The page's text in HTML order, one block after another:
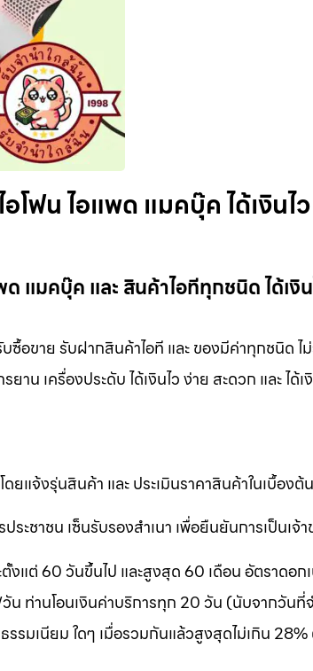
ฟน ไอแพด แมคบุ๊ค ได้เงินไว
แมคบุ๊ค และ สินค้าไอทีทุกชนิด ได้เงิ
อขาย รับฝากสินค้าไอที และ ของมีค่าทุกชนิด ไม่
เครื่องประดับ ได้เงินไว ง่าย สะดวก และ ได้เ
ยแจ้งรุ่นสินค้า และ ประเมินราคาสินค้าในเบื้องต้น
ะชาชน เซ็นรับรองสำเนา เพื่อยืนยันการเป็นเจ้
งแต่ 60 วันขึ้นไป และสูงสุด 60 เดือน อัตราดอก
ท่านโอนเงินค่าบริการทุก 20 วัน (นับจากวันที่
รมเนียม ใดๆ เมื่อรวมกันแล้วสูงสุดไม่เกิน